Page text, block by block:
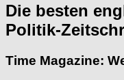
Die besten
Politik-
Time Magazine: